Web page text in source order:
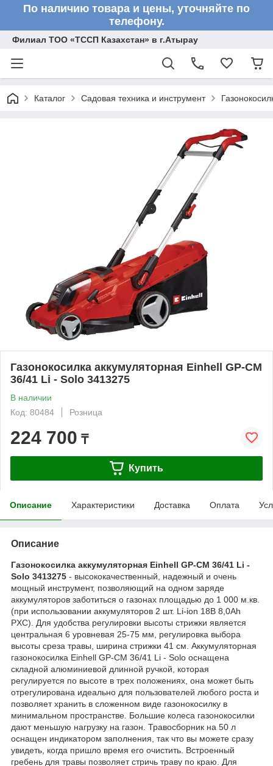
По наличию товара и цены, уточняйте по
телефону.
Филиал ТОО «ТССП Казахстан» в г.Атырау
Каталог Садовая техника и инструмент
Газонокосилка аккумуляторная Einhell GP-CM
36/41 Li - Solo 3413275
В наличии
Код: 80484
Розница
224 700 ₸
Купить
Описание Характеристики Доставка Оплата
Описание
Газонокосилка аккумуляторная Einhell GP-CM 36/41 Li -
Solo 3413275 - высококачественный, надежный и очень
мощный инструмент, позволяющий на одном заряде
аккумуляторов заботиться о газонах площадью до 1 000 м.кв.
(при использовании аккумуляторов 2 шт. Li-ion 18B 8,0Аh
PXC). Для удобства регулировки высоты стрижки является
центральная 6 уровневая 25-75 мм, регулировка выбора
высоты среза травы, ширина стрижки 41 см. Аккумуляторная
газонокосилка Einhell GP-CM 36/41 Li - Solo оснащена
складной алюминиевой длинной ручкой, которая
регулируется по высоте в трех положениях, она может быть
отрегулирована идеально для пользователей любого роста и
позволяет хранить в сложенном виде газонокосилку в
минимальном пространстве. Большие колеса газонокосилки
дают меньшую нагрузку на газон. Травосборник на 50 л
оснащен индикатором заполнения, так что вы можете сразу
увидеть, когда пришло время его очистить. Встроенный
гребень для травы позволяет стричь траву по краю. Для